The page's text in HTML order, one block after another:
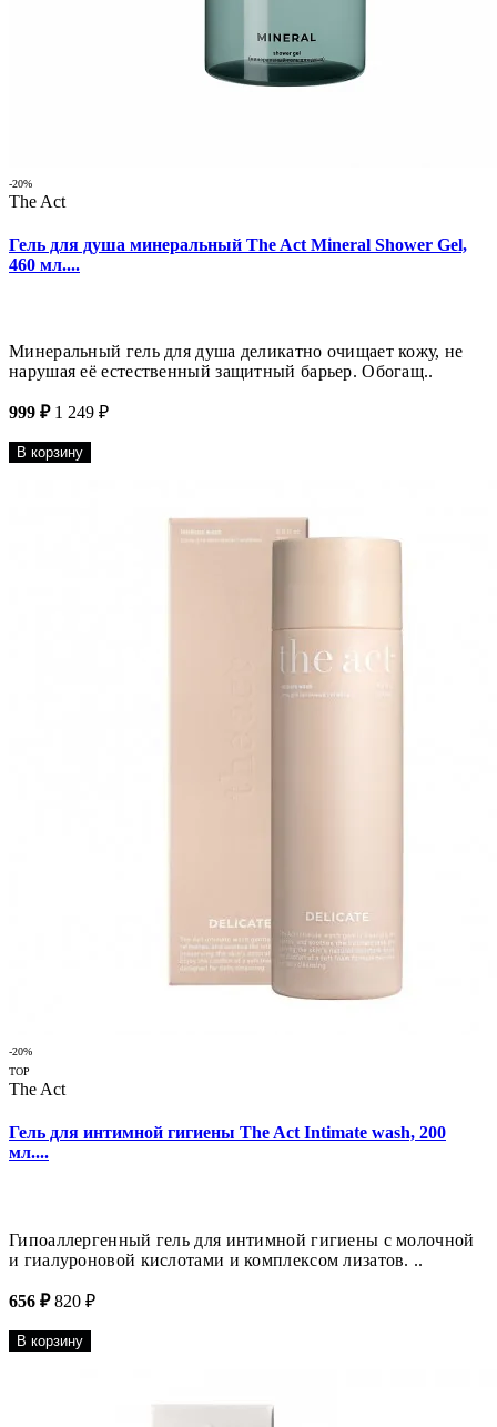
-20%
The Act
Гель для душа минеральный The Act Mineral Shower Gel,
460 мл....
Минеральный гель для душа деликатно очищает кожу, не
нарушая её естественный защитный барьер. Обогащ..
999 ₽ 1 249 ₽
В корзину
-20%
TOP
The Act
Гель для интимной гигиены The Act Intimate wash, 200
мл....
Гипоаллергенный гель для интимной гигиены с молочной
и гиалуроновой кислотами и комплексом лизатов. ..
656 ₽ 820 ₽
В корзину